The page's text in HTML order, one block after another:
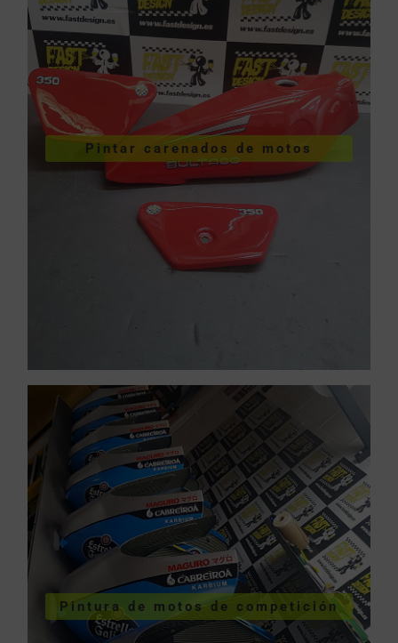
Pintar carenados de motos
Pintar carenados de
motos
VER PINTURA DE CARENADOS
Pintura de motos de competición
competición
VER PINTURA MOTOS
COMPETICIÓN